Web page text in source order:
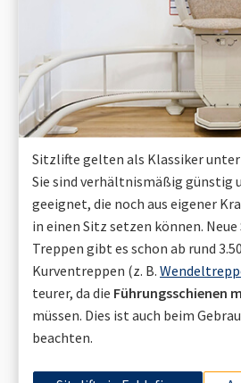
Sitzlifte gelten als Klassiker
Sie sind verhältnismäßig günstig
geeignet, die noch aus eigener
in einen Sitz setzen können.
Treppen gibt es schon ab rund
Kurventreppen (z. B.
teurer, da die Führungsschienen
müssen. Dies ist auch beim
beachten.